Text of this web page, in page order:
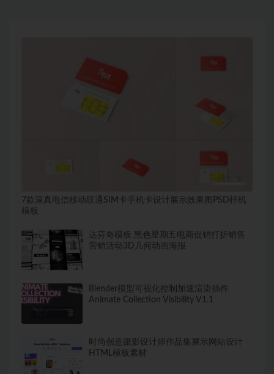
7款逼真电信移动联通SIM卡手机卡设计展示效果图PSD样机
模板
达芬奇模板 黑色星期五电商促销打折销售
营销活动3D几何动画海报
Blender模型可视化控制加速渲染插件
Animate Collection Visibility V1.1
时尚创意摄影设计师作品集展示网站设计
HTML模板素材